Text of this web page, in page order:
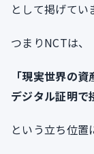
として掲げてい
つまりNCTは、
「現実世界の
デジタル証明で
という立ち位置